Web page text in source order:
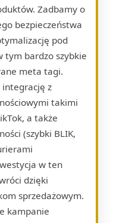
Zadbamy o
bezpieczeństwa
pod
tym bardzo szybkie
meta tagi.
z
takimi
a także
(szybki BLIK,
w ten
dzięki
sprzedażowym.
kampanie